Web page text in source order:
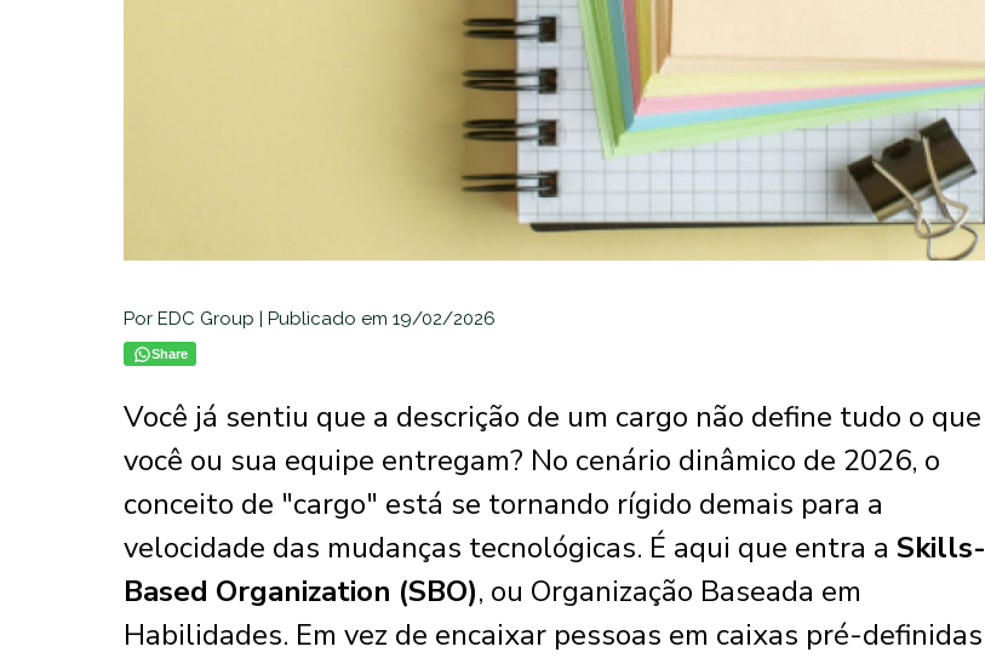
Por EDC Group | Publicado em 19/02/2026
Share
Você já sentiu que a descrição de um cargo não define tudo o que
você ou sua equipe entregam? No cenário dinâmico de 2026, o
conceito de "cargo" está se tornando rígido demais para a
velocidade das mudanças tecnológicas. É aqui que entra a Skills-
Based Organization (SBO), ou Organização Baseada em
Habilidades. Em vez de encaixar pessoas em caixas pré-definidas